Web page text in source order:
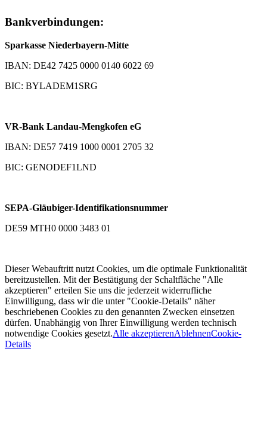
Bankverbindungen:
Sparkasse Niederbayern-Mitte
IBAN: DE42 7425 0000 0140 6022 69
BIC: BYLADEM1SRG
VR-Bank Landau-Mengkofen eG
IBAN: DE57 7419 1000 0001 2705 32
BIC: GENODEF1LND
SEPA-Gläubiger-Identifikationsnummer
DE59 MTH0 0000 3483 01
Dieser Webauftritt nutzt Cookies, um die optimale Funktionalität
bereitzustellen. Mit der Bestätigung der Schaltfläche "Alle
akzeptieren" erteilen Sie uns die jederzeit widerrufliche
Einwilligung, dass wir die unter "Cookie-Details" näher
beschriebenen Cookies zu den genannten Zwecken einsetzen
dürfen. Unabhängig von Ihrer Einwilligung werden technisch
notwendige Cookies gesetzt.Alle akzeptierenAblehnenCookie-
Details